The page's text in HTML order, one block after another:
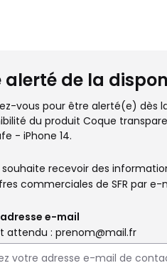
alerté de la
vous pour être alerté(e) dès
du produit Coque
- iPhone 14.
souhaite recevoir des
commerciales de SFR par e-
e-mail
attendu : prenom@mail.fr